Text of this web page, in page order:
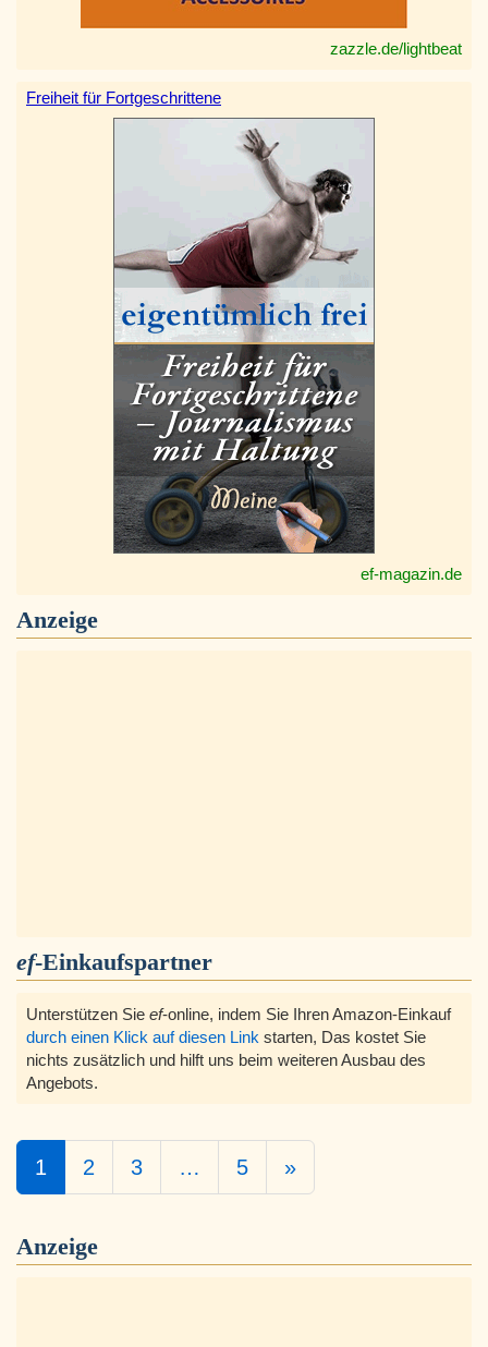
zazzle.de/lightbeat
Freiheit für Fortgeschrittene
ef-magazin.de
Anzeige
ef-Einkaufspartner
Unterstützen Sie ef-online, indem Sie Ihren Amazon-Einkauf
durch einen Klick auf diesen Link starten, Das kostet Sie
nichts zusätzlich und hilft uns beim weiteren Ausbau des
Angebots.
1 2 3 … 5 »
Anzeige